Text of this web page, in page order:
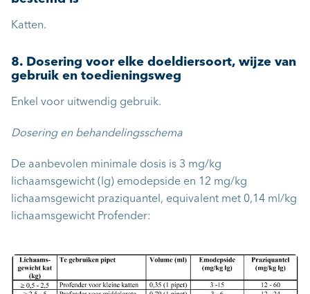
Katten.
8. Dosering voor elke doeldiersoort, wijze van
gebruik en toedieningsweg
Enkel voor uitwendig gebruik.
Dosering en behandelingsschema
De aanbevolen minimale dosis is 3 mg/kg
lichaamsgewicht (lg) emodepside en 12 mg/kg
lichaamsgewicht praziquantel, equivalent met 0,14 ml/kg
lichaamsgewicht Profender: